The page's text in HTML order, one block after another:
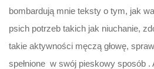
bombardują mnie teksty o tym, jak
psich potrzeb takich jak niuchanie,
takie aktywności męczą głowę,
spełnione w swój pieskowy sposób .